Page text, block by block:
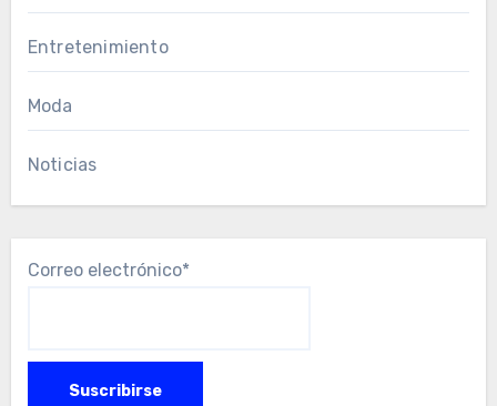
Entretenimiento
Moda
Noticias
Correo electrónico*